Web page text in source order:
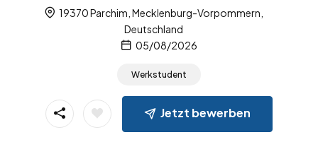
19370 Parchim, Mecklenburg-Vorpommern,
Deutschland
05/08/2026
Werkstudent
Jetzt bewerben